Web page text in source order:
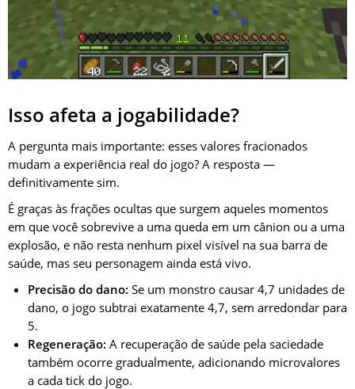
Isso afeta a jogabilidade?
A pergunta mais importante: esses valores fracionados
mudam a experiência real do jogo? A resposta —
definitivamente sim.
É graças às frações ocultas que surgem aqueles momentos
em que você sobrevive a uma queda em um cânion ou a uma
explosão, e não resta nenhum pixel visível na sua barra de
saúde, mas seu personagem ainda está vivo.
Precisão do dano: Se um monstro causar 4,7 unidades de
dano, o jogo subtrai exatamente 4,7, sem arredondar para
5.
Regeneração: A recuperação de saúde pela saciedade
também ocorre gradualmente, adicionando microvalores
a cada tick do jogo.